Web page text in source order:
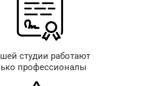
студии работают
профессионалы